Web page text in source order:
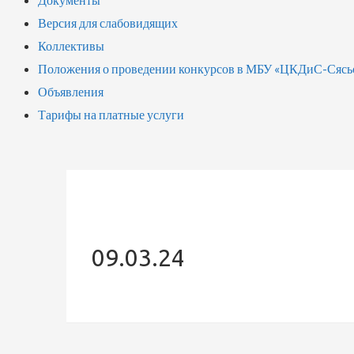
Версия для слабовидящих
Коллективы
Положения о проведении конкурсов в МБУ «ЦКДиС-
Объявления
Тарифы на платные услуги
09.03.24